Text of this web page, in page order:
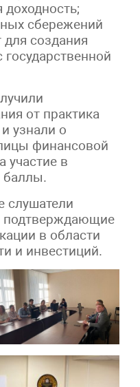
доходность;
сбережений
создания
от практика
узнали о
финансовой
участие в
баллы.
слушатели
подтверждающие
в области
и инвестиций.